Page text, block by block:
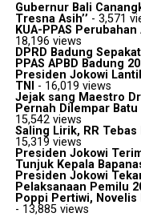
Gubernur Bali
Tresna Asih’’ - 3,571
KUA-PPAS
18,196 views
DPRD Badung
PPAS APBD Badung
Presiden Jokowi
TNI
- 16,019 views
Jejak sang Maestro
Pernah Dilempar
15,542 views
Saling Lirik, RR
15,319 views
Presiden Jokowi
Tunjuk Kepala
Presiden Jokowi
Pelaksanaan Pemilu
Poppi Pertiwi, Novelis
- 13,885 views